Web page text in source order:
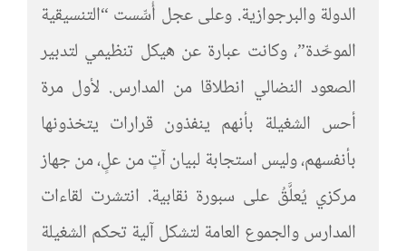
الدولة والبرجوازية. وعلى عجل أُسِّست “التنسيقية
الموحِّدة”، وكانت عبارة عن هيكل تنظيمي لتدبير
الصعود النضالي انطلاقا من المدارس. لأول مرة
أحس الشغيلة بأنهم ينفذون قرارات يتخذونها
بأنفسهم، وليس استجابة لبيان آتٍ من علٍ، من جهاز
مركزي يُعلَّقُ على سبورة نقابية. انتشرت لقاءات
المدارس والجموع العامة لتشكل آلية تحكم الشغيلة